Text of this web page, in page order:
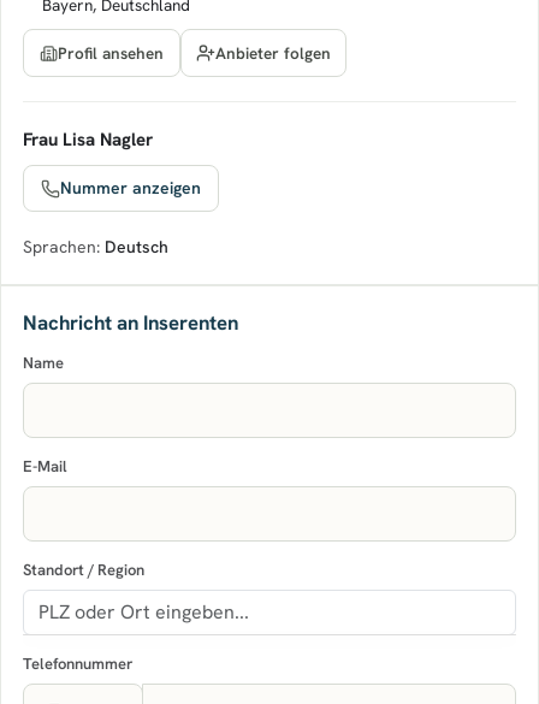
Bayern, Deutschland
Profil ansehen Anbieter folgen
Frau Lisa Nagler
Nummer anzeigen
Sprachen: Deutsch
Nachricht an Inserenten
Name
E-Mail
Standort / Region
Telefonnummer